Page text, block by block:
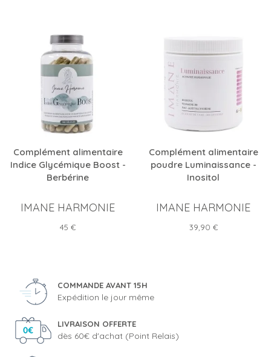
Complément alimentaire
Indice Glycémique Boost -
Berbérine
IMANE HARMONIE
Prix
45 €
Complément alimentaire
poudre Luminaissance -
Inositol
IMANE HARMONIE
Prix
39,90 €
COMMANDE AVANT 15H
Expédition le jour même
LIVRAISON OFFERTE
dès 60€ d'achat (Point Relais)